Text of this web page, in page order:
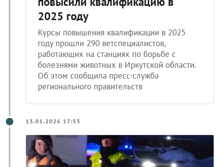
повысили квалификацию в
2025 году
Курсы повышения квалификации в 2025
году прошли 290 ветспециалистов,
работающих на станциях по борьбе с
болезнями животных в Иркутской области.
Об этом сообщила пресс-служба